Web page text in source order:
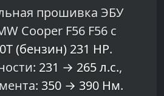
прошивка ЭБУ
Cooper F56 F56 с
(бензин) 231 HP.
231 → 265 л.с.,
350 → 390 Нм.